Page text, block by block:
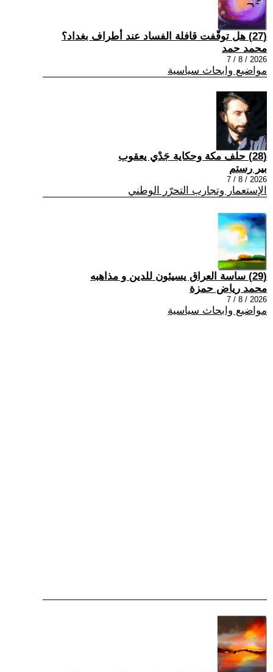
(27) هل توقّفت قافلة الفساد عند أطراف بغداد؟
محمد حمد
2026 / 8 / 7
مواضيع وابحاث سياسية
(28) حلف مكة وحكاية جَدْي يعقوب
بير رستم
2026 / 8 / 7
الإستعمار وتجارب التحرّر الوطني
(29) ساسة العراق يسيئون للدين و مذاهبه
محمد رياض حمزة
2026 / 8 / 7
مواضيع وابحاث سياسية